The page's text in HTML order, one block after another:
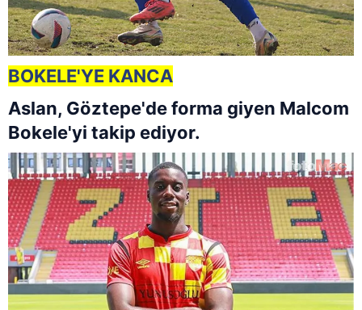
BOKELE'YE KANCA
Aslan, Göztepe'de forma giyen Malcom
Bokele'yi takip ediyor.